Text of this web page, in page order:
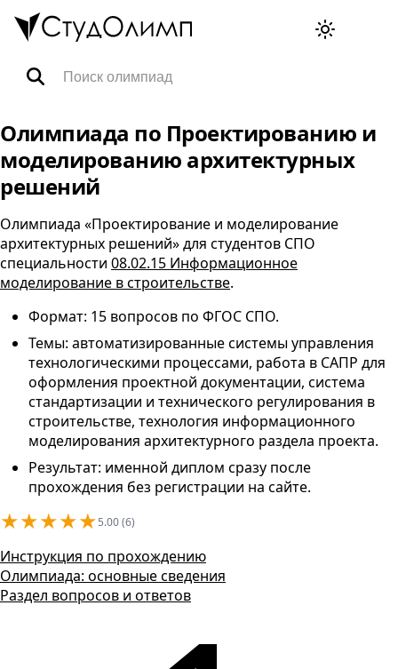
Олимпиада по Проектированию и
моделированию архитектурных
решений
Олимпиада «Проектирование и моделирование
архитектурных решений» для студентов СПО
специальности 08.02.15 Информационное
моделирование в строительстве.
Формат: 15 вопросов по ФГОС СПО.
Темы: автоматизированные системы управления
технологическими процессами, работа в САПР для
оформления проектной документации, система
стандартизации и технического регулирования в
строительстве, технология информационного
моделирования архитектурного раздела проекта.
Результат: именной диплом сразу после
прохождения без регистрации на сайте.
★★★★★5.00 (6)
Инструкция по прохождению
Олимпиада: основные сведения
Раздел вопросов и ответов
Специальности
Тренажёры ВПР
FAQ
Корзина
Контакты